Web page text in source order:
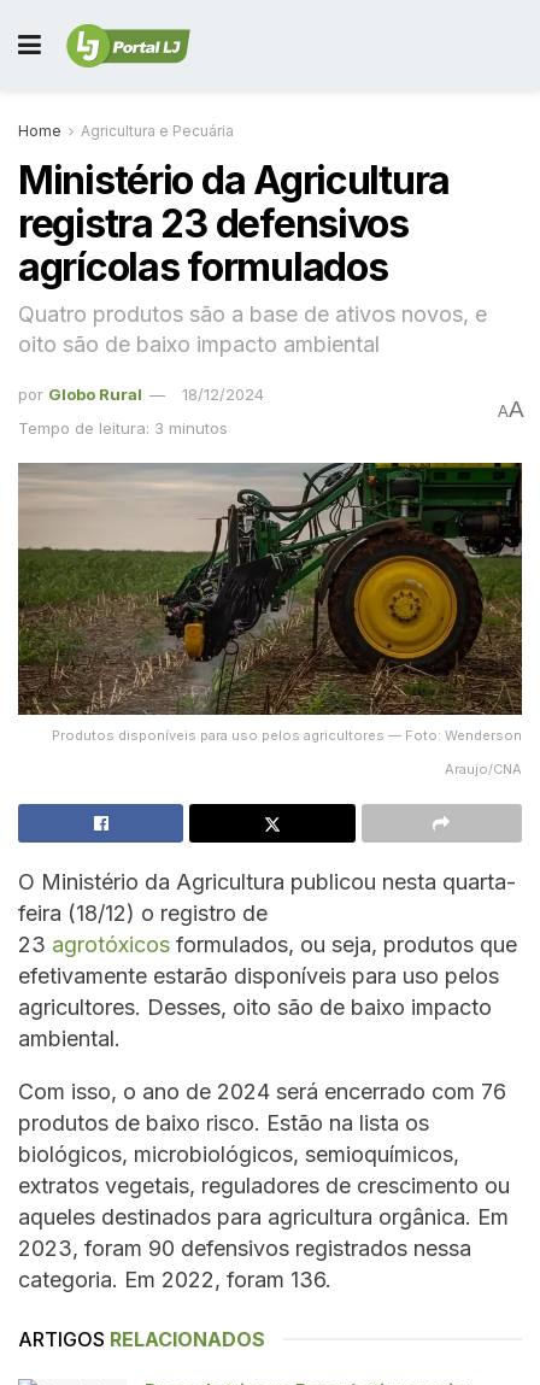
Home Agricultura e Pecuária
Ministério da Agricultura
registra 23 defensivos
agrícolas formulados
Quatro produtos são a base de ativos novos, e
oito são de baixo impacto ambiental
por Globo Rural
18/12/2024
Tempo de leitura: 3 minutos
AA
Produtos disponíveis para uso pelos agricultores — Foto: Wenderson
Araujo/CNA
O Ministério da Agricultura publicou nesta quarta-
feira (18/12) o registro de
23 agrotóxicos formulados, ou seja, produtos que
efetivamente estarão disponíveis para uso pelos
agricultores. Desses, oito são de baixo impacto
ambiental.
Com isso, o ano de 2024 será encerrado com 76
produtos de baixo risco. Estão na lista os
biológicos, microbiológicos, semioquímicos,
extratos vegetais, reguladores de crescimento ou
aqueles destinados para agricultura orgânica. Em
2023, foram 90 defensivos registrados nessa
categoria. Em 2022, foram 136.
ARTIGOS RELACIONADOS